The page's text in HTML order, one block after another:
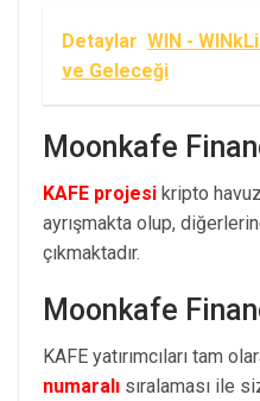
Detaylar WIN -
ve Geleceği
Moonkafe
KAFE projesi kripto
ayrışmakta olup,
çıkmaktadır.
Moonkafe
KAFE yatırımcıları tam
numaralı sıralaması ile